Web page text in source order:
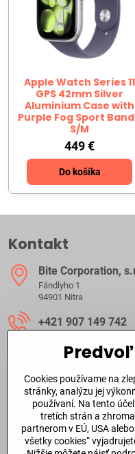
Apple Watch Series 11
GPS 42mm Silver
Aluminium Case with
Purple Fog Sport
S/M
449 €
Do košíka
Kontakt
Bite Corporation,
Fándlyho 1
94901 Nitra
+421 907 149 742
ibite​@ibite​.sk
Ako dlho trvá
O skladových zásobách a
informovať aj telefonicky
Cookies používame na
stránky, analýzu jej
používaní. Na tento
tretích strán a
partnerom v EÚ, USA
všetky cookies“